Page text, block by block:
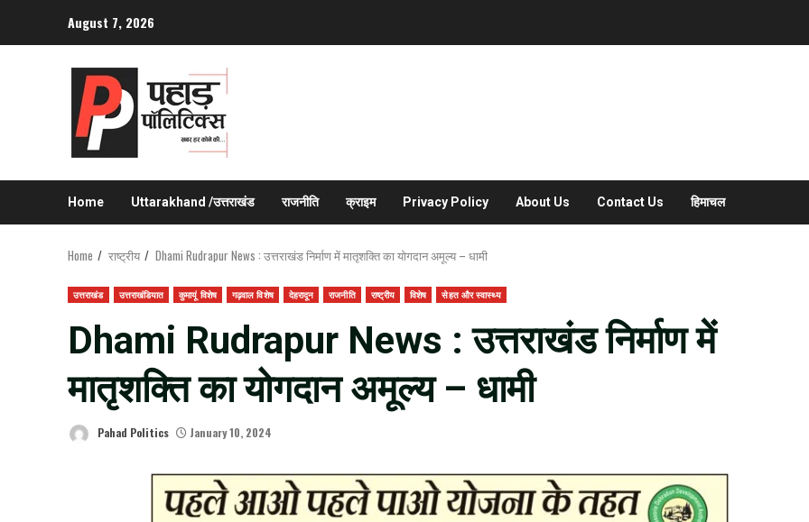
August 7, 2026
Home Uttarakhand /उत्तराखंड राजनीति क्राइम Privacy Policy About Us Contact Us हिमाचल
Home राष्ट्रीय Dhami Rudrapur News : उत्तराखंड निर्माण में मातृशक्ति का योगदान अमूल्य – धामी
उत्तराखंड उत्तराखंडियात कुमायूं विशेष गढ़वाल विशेष देहरादून राजनीति राष्ट्रीय विशेष सेहत और स्वास्थ्य
Dhami Rudrapur News : उत्तराखंड निर्माण में
मातृशक्ति का योगदान अमूल्य – धामी
Pahad Politics January 10, 2024